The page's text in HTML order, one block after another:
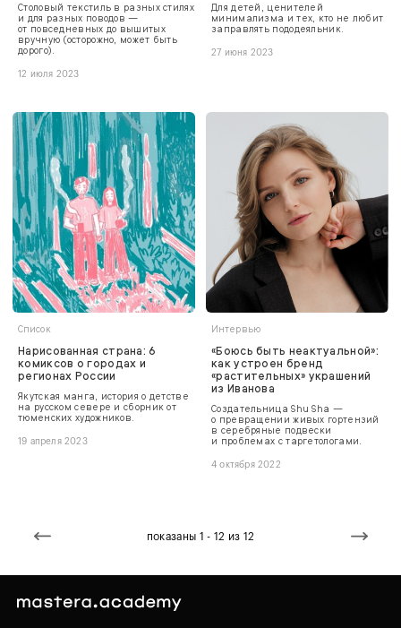
Столовый текстиль в разных стилях
и для разных поводов —
от повседневных до вышитых
вручную (осторожно, может быть
дорого).
12 июля 2023
Для детей, ценителей
минимализма и тех, кто не любит
заправлять пододеяльник.
27 июня 2023
Список
Нарисованная страна: 6
комиксов о городах и
регионах России
Якутская манга, история о детстве
на русском севере и сборник от
тюменских художников.
19 апреля 2023
Интервью
«Боюсь быть неактуальной»:
как устроен бренд
«растительных» украшений
из Иванова
Создательница Shu Sha —
о превращении живых гортензий
в серебряные подвески
и проблемах с таргетологами.
4 октября 2022
показаны 1 - 12 из 12